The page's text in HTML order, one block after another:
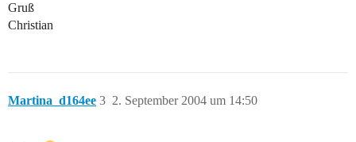
Gruß
Christian
Martina_d164ee 2. September 2004 um 14:50
3